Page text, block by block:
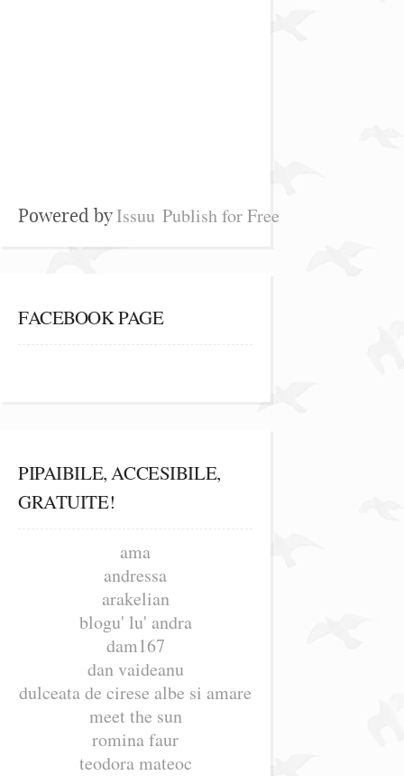
Powered byIssuu Publish for Free
FACEBOOK PAGE
PIPAIBILE, ACCESIBILE,
GRATUITE!
ama
andressa
arakelian
blogu' lu' andra
dam167
dan vaideanu
dulceata de cirese albe si amare
meet the sun
romina faur
teodora mateoc